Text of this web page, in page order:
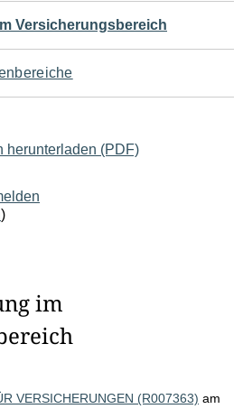
Versicherungsbereich
herunterladen (PDF)
)
im
VERSICHERUNGEN (R007363) am